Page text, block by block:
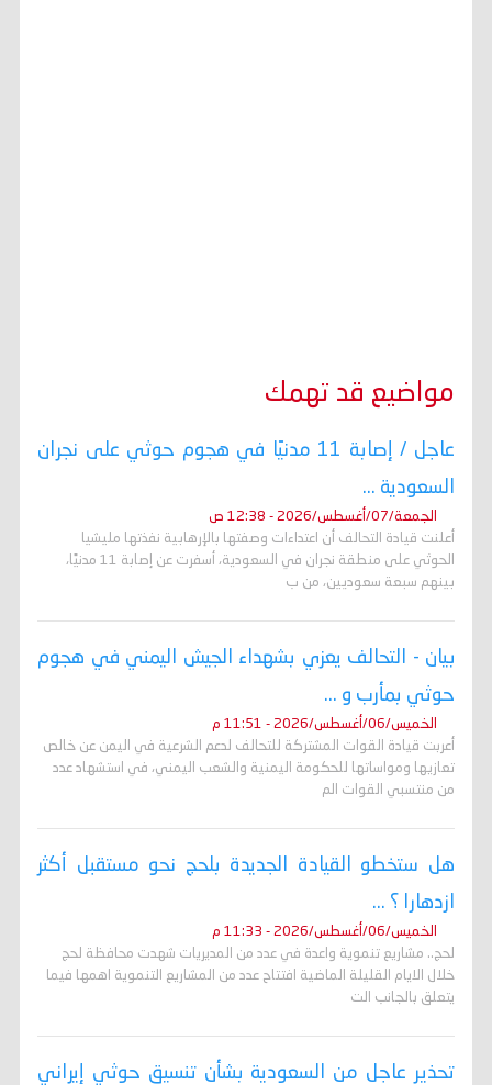
مواضيع قد تهمك
عاجل / إصابة 11 مدنيًا في هجوم حوثي على نجران
السعودية ...
الجمعة/07/أغسطس/2026 - 12:38 ص
أعلنت قيادة التحالف أن اعتداءات وصفتها بالإرهابية نفذتها مليشيا
الحوثي على منطقة نجران في السعودية، أسفرت عن إصابة 11 مدنيًا،
بينهم سبعة سعوديين، من ب
بيان - التحالف يعزي بشهداء الجيش اليمني في هجوم
حوثي بمأرب و ...
الخميس/06/أغسطس/2026 - 11:51 م
أعربت قيادة القوات المشتركة للتحالف لدعم الشرعية في اليمن عن خالص
تعازيها ومواساتها للحكومة اليمنية والشعب اليمني، في استشهاد عدد
من منتسبي القوات الم
هل ستخطو القيادة الجديدة بلحج نحو مستقبل أكثر
ازدهارا ؟ ...
الخميس/06/أغسطس/2026 - 11:33 م
لحج.. مشاريع تنموية واعدة في عدد من المديريات شهدت محافظة لحج
خلال الايام القليلة الماضية افتتاح عدد من المشاريع التنموية اهمها فيما
يتعلق بالجانب الت
تحذير عاجل من السعودية بشأن تنسيق حوثي إيراني